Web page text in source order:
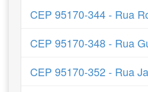
CEP 95170-344 - Rua
CEP 95170-348 - Rua
CEP 95170-352 - Rua